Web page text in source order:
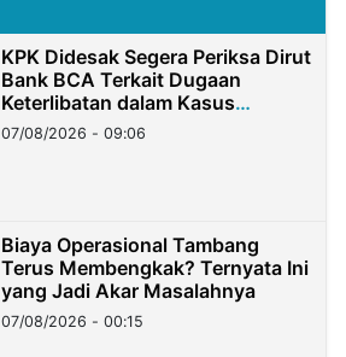
KPK Didesak Segera Periksa Dirut
Bank BCA Terkait Dugaan
Keterlibatan dalam Kasus
Hilangnya Dana Nasabah Rp2,58
Miliar
07/08/2026 - 09:06
Biaya Operasional Tambang
Terus Membengkak? Ternyata Ini
yang Jadi Akar Masalahnya
07/08/2026 - 00:15